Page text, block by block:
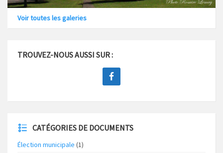
Voir toutes les galeries
TROUVEZ-NOUS AUSSI SUR :
CATÉGORIES DE DOCUMENTS
Élection municipale (1)